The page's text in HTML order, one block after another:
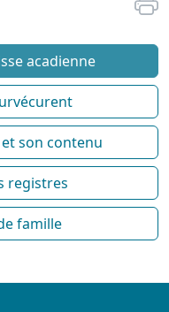
acadienne
son contenu
registres
famille